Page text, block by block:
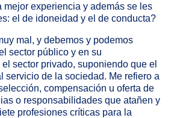
mejor experiencia y además se les
el de idoneidad y el de conducta?
mal, y debemos y podemos
sector público y en su
sector privado, suponiendo que el
servicio de la sociedad. Me refiero a
compensación u oferta de
o responsabilidades que atañen y
profesiones críticas para la